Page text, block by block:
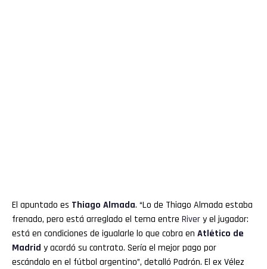
El apuntado es Thiago Almada. “Lo de Thiago Almada estaba
frenado, pero está arreglado el tema entre Rivery el jugador:
está en condiciones de igualarle lo que cobra en Atlético de
Madrid y acordó su contrato. Sería el mejor pago por
escándalo en el fútbol argentino”, detalló Padrón. El ex Vélez